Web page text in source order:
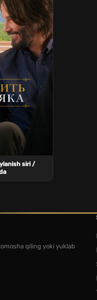
siri /
qiling yoki yuklab